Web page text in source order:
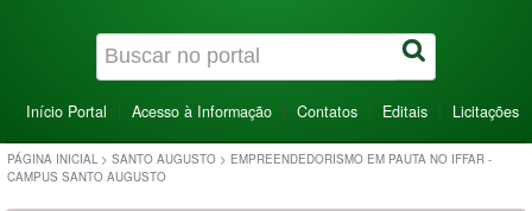
Início Portal Acesso à Informação Contatos Editais Licitações
PÁGINA INICIAL > SANTO AUGUSTO > EMPREENDEDORISMO EM PAUTA NO IFFAR -
CAMPUS SANTO AUGUSTO